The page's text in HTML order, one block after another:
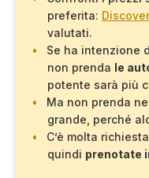
preferita:
valutati.
Se ha intenzione
non prenda le
potente sarà più
Ma non prenda
grande, perché
C’è molta
quindi prenotate